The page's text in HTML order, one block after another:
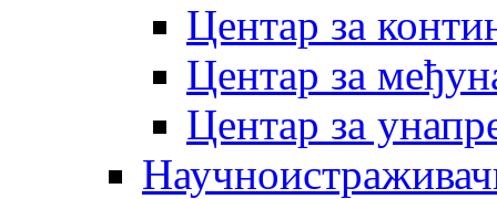
Центар за
Центар за
Центар за